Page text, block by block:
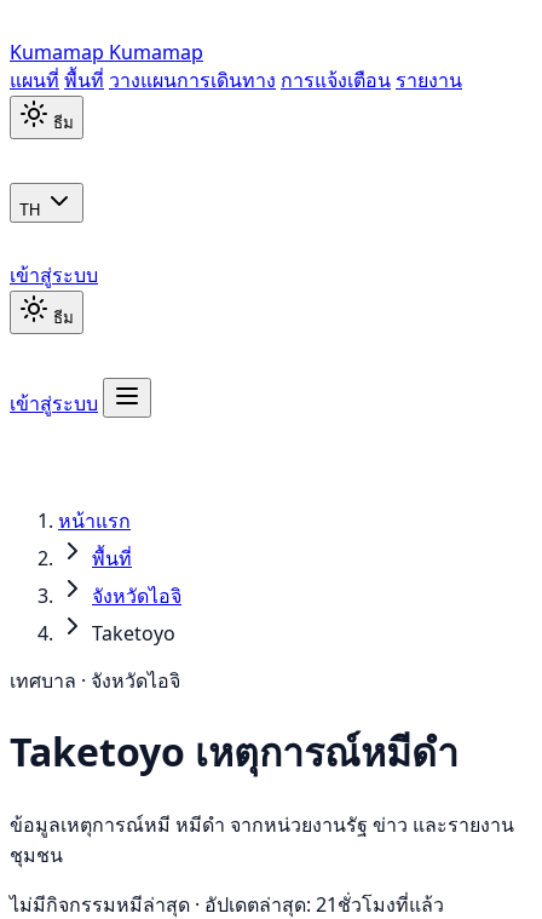
Kumamap Kumamap
แผนที่ พื้นที่ วางแผนการเดินทาง การแจ้งเตือน รายงาน
ธีม
TH
เข้าสู่ระบบ
ธีม
เข้าสู่ระบบ
หน้าแรก
พื้นที่
จังหวัดไอจิ
Taketoyo
เทศบาล · จังหวัดไอจิ
Taketoyo เหตุการณ์หมีดำ
ข้อมูลเหตุการณ์หมี หมีดำ จากหน่วยงานรัฐ ข่าว และรายงาน
ชุมชน
ไม่มีกิจกรรมหมีล่าสุด · อัปเดตล่าสุด: 21ชั่วโมงที่แล้ว